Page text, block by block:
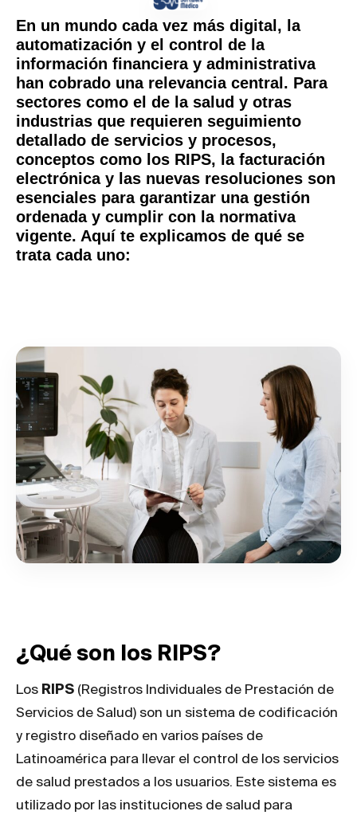
En un mundo cada vez más digital, la
automatización y el control de la
información financiera y administrativa
han cobrado una relevancia central. Para
sectores como el de la salud y otras
industrias que requieren seguimiento
detallado de servicios y procesos,
conceptos como los RIPS, la facturación
electrónica y las nuevas resoluciones son
esenciales para garantizar una gestión
ordenada y cumplir con la normativa
vigente. Aquí te explicamos de qué se
trata cada uno:
¿Qué son los RIPS?
Los RIPS (Registros Individuales de Prestación de
Servicios de Salud) son un sistema de codificación
y registro diseñado en varios países de
Latinoamérica para llevar el control de los servicios
de salud prestados a los usuarios. Este sistema es
utilizado por las instituciones de salud para